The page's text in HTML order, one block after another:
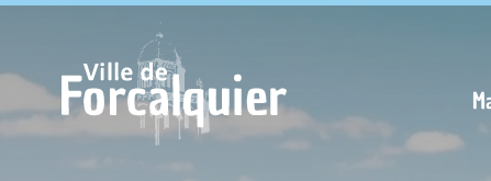
Cookies management panel